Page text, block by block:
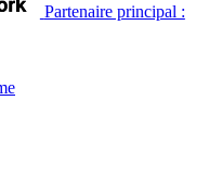
Partenaire principal :